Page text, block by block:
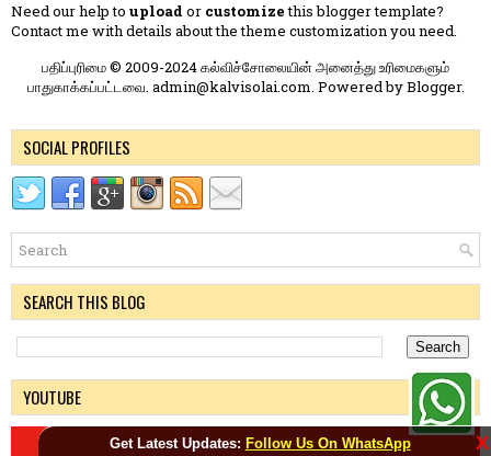
Get Latest Updates: Follow Us On WhatsApp X
Need our help to upload or customizethis blogger template?
Contact me with details about the theme customization you need.
பதிப்புரிமை © 2009-2024 கல்விச்சோலையின் அனைத்து உரிமைகளும்
பாதுகாக்கப்பட்டவை. admin@kalvisolai.com. Powered byBlogger.
SOCIAL PROFILES
SEARCH THIS BLOG
YOUTUBE